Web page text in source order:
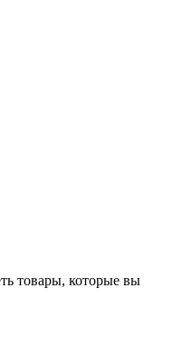
товары, которые вы